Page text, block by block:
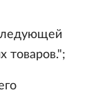
товаров.";